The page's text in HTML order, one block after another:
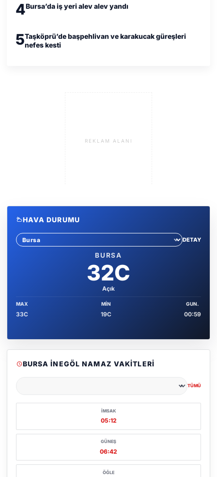
4Bursa’da iş yeri alev alev yandı
5Taşköprü’de başpehlivan ve karakucak güreşleri
nefes kesti
REKLAM ALANI
HAVA DURUMU
Sehir sec
DETAY
BURSA
32C
Açık
MAX
33C
MIN
19C
GUN.
00:59
BURSA İNEGÖL NAMAZ VAKITLERI
TÜMÜ
İMSAK
05:12
GÜNEŞ
06:42
ÖĞLE